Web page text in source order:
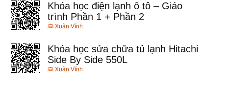
Khóa học điện lạnh ô tô – Giáo
trình Phần 1 + Phần 2
Xuân Vĩnh
Khóa học sửa chữa tủ lạnh Hitachi
Side By Side 550L
Xuân Vĩnh